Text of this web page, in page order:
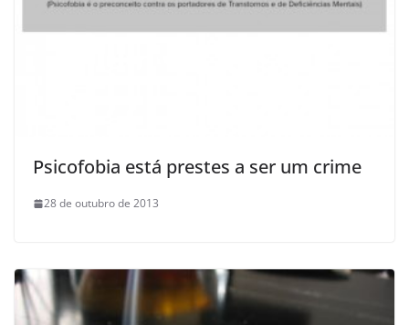
Psicofobia está prestes a ser um crime
28 de outubro de 2013